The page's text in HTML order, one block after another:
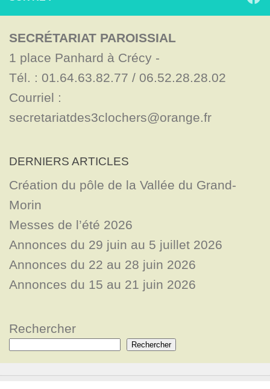
SECRÉTARIAT PAROISSIAL
1 place Panhard à Crécy -
Tél. : 01.64.63.82.77 / 06.52.28.28.02
Courriel :
secretariatdes3clochers@orange.fr
DERNIERS ARTICLES
Création du pôle de la Vallée du Grand-
Morin
Messes de l’été 2026
Annonces du 29 juin au 5 juillet 2026
Annonces du 22 au 28 juin 2026
Annonces du 15 au 21 juin 2026
Rechercher
Rechercher